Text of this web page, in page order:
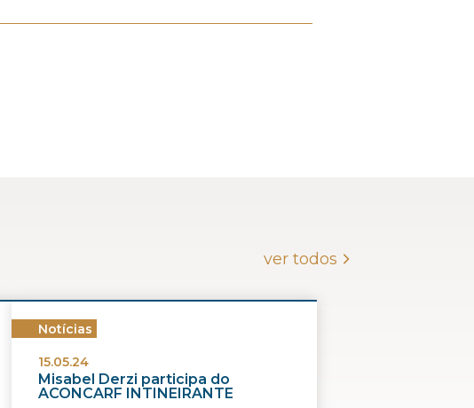
ver todos
Notícias
15.05.24
Misabel Derzi participa do
ACONCARF INTINEIRANTE